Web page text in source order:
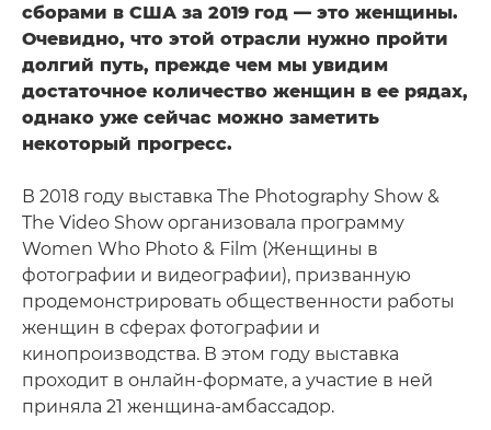
сборами в США за 2019 год — это женщины.
Очевидно, что этой отрасли нужно пройти
долгий путь, прежде чем мы увидим
достаточное количество женщин в ее рядах,
однако уже сейчас можно заметить
некоторый прогресс.
В 2018 году выставка The Photography Show &
The Video Show организовала программу
Women Who Photo & Film (Женщины в
фотографии и видеографии), призванную
продемонстрировать общественности работы
женщин в сферах фотографии и
кинопроизводства. В этом году выставка
проходит в онлайн-формате, а участие в ней
приняла 21 женщина-амбассадор.